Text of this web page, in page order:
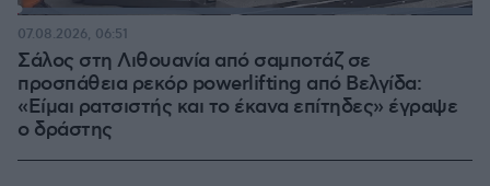
Loaded:
Σάλος στη Λιθουανία από σαμποτάζ σε
προσπάθεια ρεκόρ powerlifting από Βελγίδα:
«Είμαι ρατσιστής και το έκανα επίτηδες» έγραψε
ο δράστης
07.08.2026, 06:51